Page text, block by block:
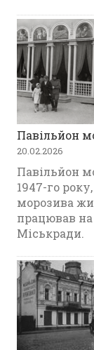
Павільйон
20.02.2026
Павільйон
1947-го
морозива
працював на
Міськради.